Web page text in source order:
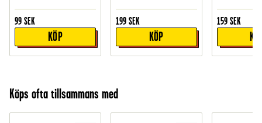
99 SEK
KÖP
199 SEK
KÖP
159 SEK
Köps ofta tillsammans med